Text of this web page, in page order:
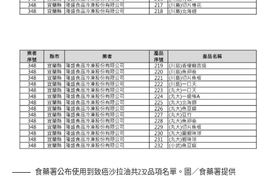
食藥署公布使用到致癌沙拉油共232品項名單。圖／食藥署提供